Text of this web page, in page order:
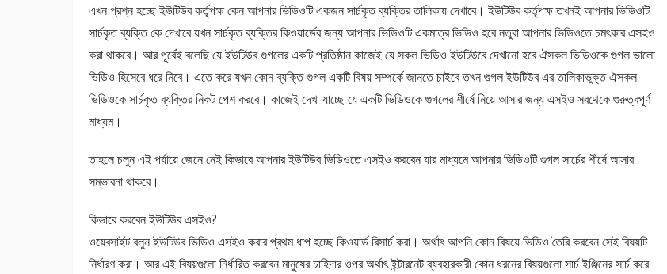
এখন প্রশ্ন হচ্ছে ইউটিউব কর্তৃপক্ষ কেন আপনার ভিডিওটি একজন সার্চকৃত ব্যক্তির তালিকায় দেখাবে। ইউটিউব কর্তৃপক্ষ তখনই আপনার ভিডিওটি
সার্চকৃত ব্যক্তি কে দেখাবে যখন সার্চকৃত ব্যক্তির কিওয়ার্ডের জন্য আপনার ভিডিওটি একমাত্র ভিডিও হবে নতুবা আপনার ভিডিওতে চমৎকার এসইও
করা থাকবে। আর পূর্বেই বলেছি যে ইউটিউব গুগলের একটি প্রতিষ্ঠান কাজেই যে সকল ভিডিও ইউটিউবে দেখানো হবে ঐসকল ভিডিওকে গুগল ভালো
ভিডিও হিসেবে ধরে নিবে। এতে করে যখন কোন ব্যক্তি গুগল একটি বিষয় সম্পর্কে জানতে চাইবে তখন গুগল ইউটিউব এর তালিকাভুক্ত ঐসকল
ভিডিওকে সার্চকৃত ব্যক্তির নিকট পেশ করবে। কাজেই দেখা যাচ্ছে যে একটি ভিডিওকে গুগলের শীর্ষে নিয়ে আসার জন্য এসইও সবথেকে গুরুত্বপূর্ণ
মাধ্যম।
তাহলে চলুন এই পর্যায়ে জেনে নেই কিভাবে আপনার ইউটিউব ভিডিওতে এসইও করবেন যার মাধ্যমে আপনার ভিডিওটি গুগল সার্চের শীর্ষে আসার
সম্ভাবনা থাকবে।
কিভাবে করবেন ইউটিউব এসইও?
ওয়েবসাইট বলুন ইউটিউব ভিডিও এসইও করার প্রথম ধাপ হচ্ছে কিওয়ার্ড রিসার্চ করা। অর্থাৎ আপনি কোন বিষয়ে ভিডিও তৈরি করবেন সেই বিষয়টি
নির্ধারণ করা। আর এই বিষয়গুলো নির্ধারিত করবেন মানুষের চাহিদার ওপর অর্থাৎ ইন্টারনেট ব্যবহারকারী কোন ধরনের বিষয়গুলো সার্চ ইঞ্জিনের সার্চ করে